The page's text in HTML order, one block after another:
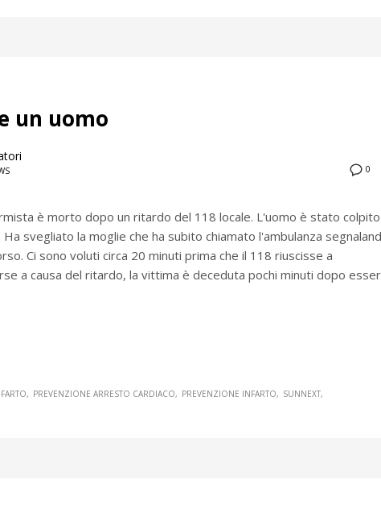
un uomo
0
è morto dopo un ritardo del 118 locale. L'uomo è stato
svegliato la moglie che ha subito chiamato l'ambulanza
Ci sono voluti circa 20 minuti prima che il 118 riuscisse a
a causa del ritardo, la vittima è deceduta pochi minuti dopo
PREVENZIONE ARRESTO CARDIACO PREVENZIONE INFARTO SUNNEXT